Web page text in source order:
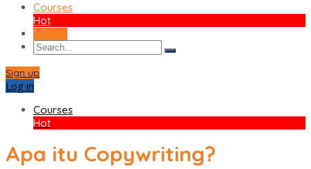
Courses
Hot
Sign up
Log in
Courses
Hot
Apa itu Copywriting?